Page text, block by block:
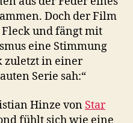
Doch der Film
Fleck und fängt mit
eine Stimmung
zuletzt in einer
Serie sah:“
Hinze von Star
fühlt sich wie eine